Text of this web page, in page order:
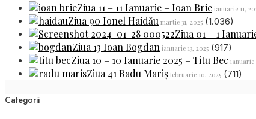
Ziua 11 – 11 Ianuarie – Ioan Brie ianuarie 11,
Ziua 90 Ionel Haidău martie 31, 2025 (1.036)
Ziua 01 – 1
Ziua 13 Ioan Bogdan ianuarie 13, 2025 (917)
Ziua 10 – 10 Ianuarie 2025 – Titu Bec ianuarie
Ziua 41 Radu Mariș februarie 10, 2025 (711)
Categorii